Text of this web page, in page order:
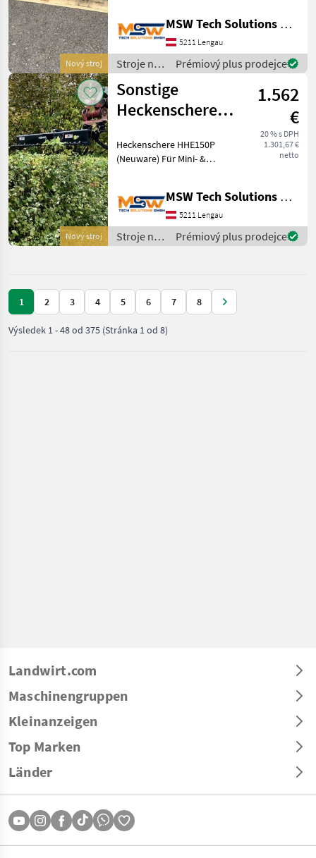
Nový stroj
Dank spezieller Kegelform
und Planetengetriebe
werden selbst dicke
Baumstä
MSW Tech Solutions GmbH
5211 Lengau
Stroje na
stavbu /
Sonstige
Prémiový plus prodejce
Nový stroj
Sonstige
Heckenschere
t Bagger
1.562
€
20 % s DPH
1.301,67 €
netto
Heckenschere HHE150P
(Neuware) Für Mini- &
Ideal für Hecken,
Böschungen & leichte
Rodungen Auch für schwer
erreichbare
MSW Tech Solutions GmbH
5211 Lengau
Stroje na
stavbu /
Prémiový plus prodejce
1 2 3 4 5 6 7 8
Výsledek 1-48od 375 (Stránka 1 od 8)
Landwirt.com
Maschinengruppen
Kleinanzeigen
Top Marken
Länder